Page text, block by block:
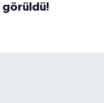
görüldü!